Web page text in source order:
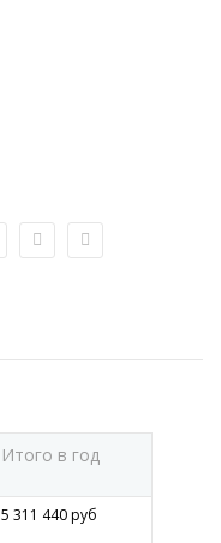
Итого в год
5 311 440 руб